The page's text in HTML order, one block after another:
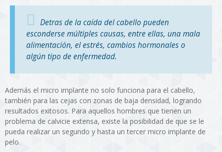
Detras de la caída del cabello pueden
esconderse múltiples causas, entre ellas, una mala
alimentación, el estrés, cambios hormonales o
algún tipo de enfermedad.
Además el micro implante no solo funciona para el cabello,
también para las cejas con zonas de baja densidad, logrando
resultados exitosos. Para aquellos hombres que tienen un
problema de calvicie extensa, existe la posibilidad de que se le
pueda realizar un segundo y hasta un tercer micro implante de
pelo.